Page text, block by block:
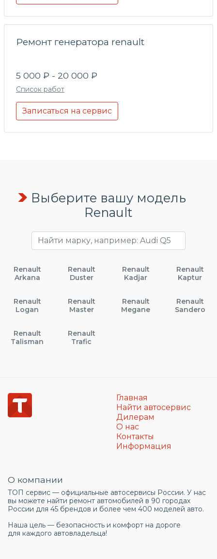
Ремонт генератора renault
5 000 ₽ - 20 000 ₽
Список работ
Записаться на сервис
Выберите вашу модель
Renault
Renault
Arkana
Renault
Duster
Renault
Kadjar
Renault
Kaptur
Renault
Logan
Renault
Master
Renault
Megane
Renault
Sandero
Renault
Talisman
Renault
Trafic
Главная
Найти автосервис
Дилерам
О нас
Контакты
Информация
О компании
ТОП сервис — официальные автосервисы России. У нас
вы можете найти ремонт автомобилей в 90 городах
России для 45 брендов и более чем 400 моделей авто.
Наша цель — безопасность и комфорт на дороге
для каждого автовладельца!